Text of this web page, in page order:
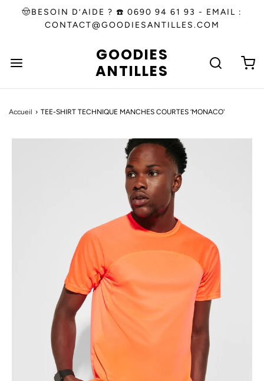
🤠BESOIN D’AIDE ? ☎️ 0690 94 61 93 - EMAIL :
CONTACT@GOODIESANTILLES.COM
GOODIES
ANTILLES
Accueil › TEE-SHIRT TECHNIQUE MANCHES COURTES ‘MONACO'